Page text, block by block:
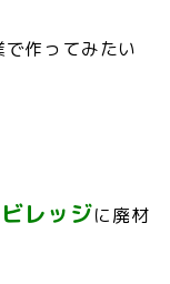
作ってみたい
レッジに廃材